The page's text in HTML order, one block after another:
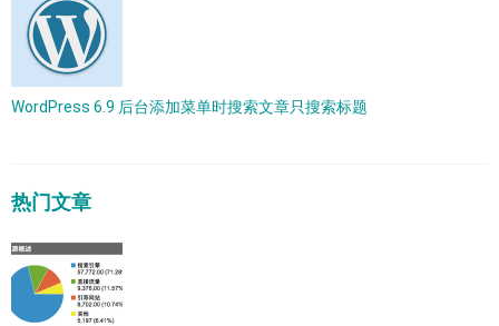
WordPress 6.9 后台添加菜单时搜索文章只搜索标题
热门文章